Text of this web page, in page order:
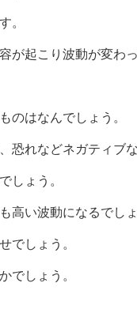
。
が起こり波動が変わ
のはなんでしょう。
恐れなどネガティブ
しょう。
高い波動になるでしょ
でしょう。
でしょう。